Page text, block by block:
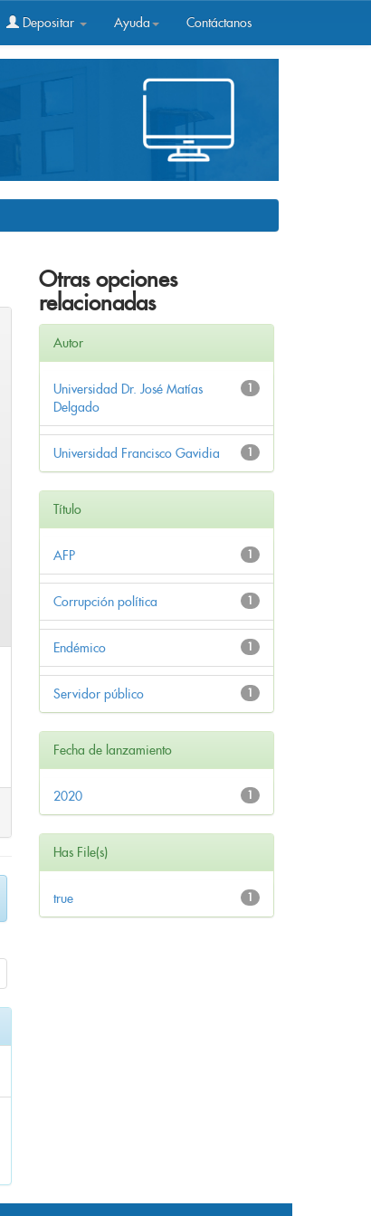
Depositar Ayuda Contáctanos
Otras opciones
relacionadas
Autor
1
Universidad Dr. José Matías
Delgado
1
Universidad Francisco Gavidia
Título
1
AFP
1
Corrupción política
1
Endémico
1
Servidor público
Fecha de lanzamiento
1
2020
Has File(s)
1
true